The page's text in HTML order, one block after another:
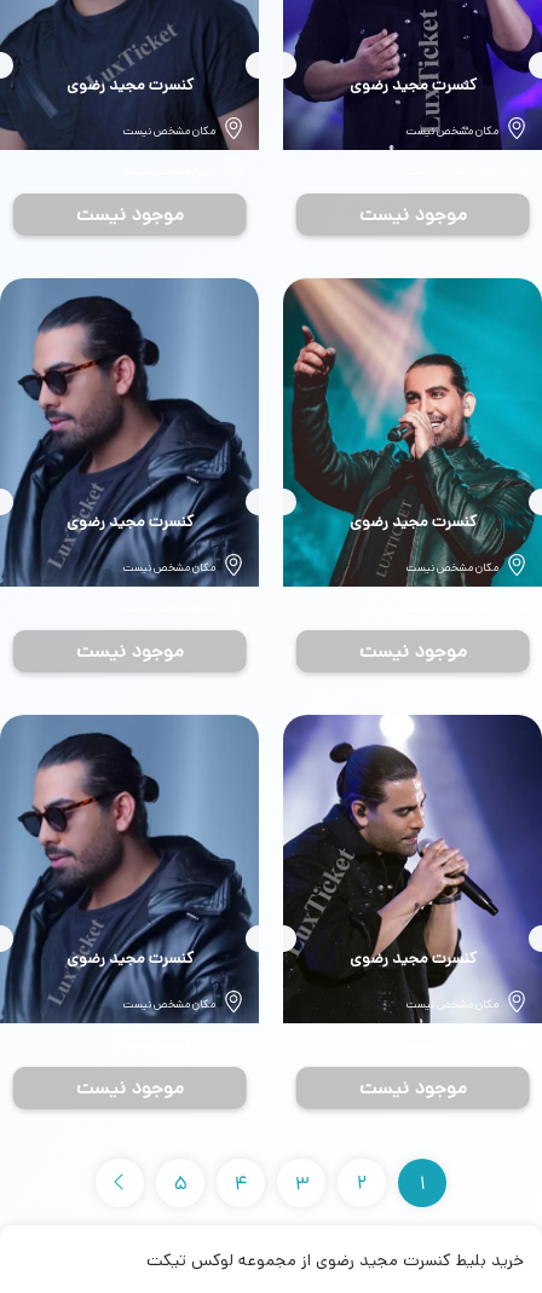
بلیط
کنسرت مجید رضوی
مکان مشخص نیست
موجود نیست
بلیط
کنسرت مجید رضوی
مکان مشخص نیست
موجود نیست
بلیط
کنسرت مجید رضوی
مکان مشخص نیست
موجود نیست
بلیط
کنسرت مجید رضوی
مکان مشخص نیست
موجود نیست
بلیط
کنسرت مجید رضوی
مکان مشخص نیست
موجود نیست
بلیط
کنسرت مجید رضوی
مکان مشخص نیست
موجود نیست
1
2
3
4
5
خرید بلیط کنسرت مجید رضوی از مجموعه لوکس تیکت